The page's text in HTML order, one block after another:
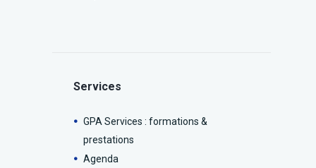
Services
GPA Services : formations &
prestations
Agenda